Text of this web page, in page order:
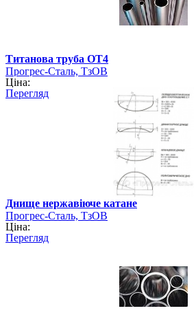
Титанова труба ОТ4
Прогрес-Сталь, ТзОВ
Ціна:
Перегляд
Днище нержавіюче катане
Прогрес-Сталь, ТзОВ
Ціна:
Перегляд